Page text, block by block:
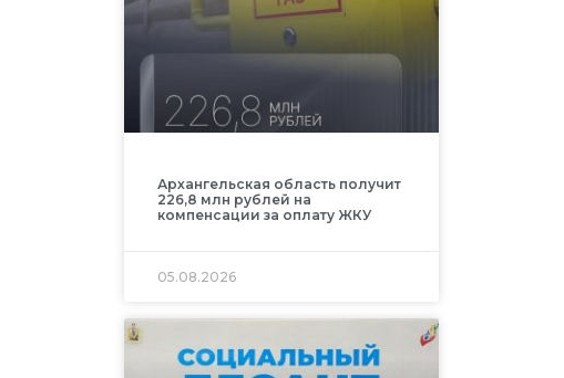
Архангельская область получит
226,8 млн рублей на
компенсации за оплату ЖКУ
05.08.2026